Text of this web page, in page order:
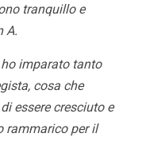
tranquillo e
A.
ho imparato tanto
cosa che
essere cresciuto e
rammarico per il